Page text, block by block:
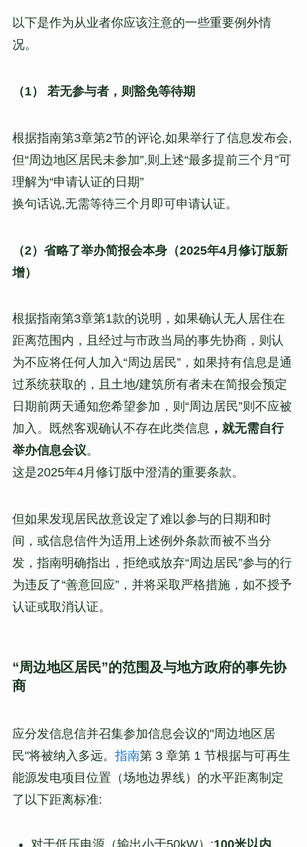
以下是作为从业者你应该注意的一些重要例外情
况。
（1） 若无参与者，则豁免等待期
根据指南第3章第2节的评论,如果举行了信息发布会,
但“周边地区居民未参加”,则上述“最多提前三个月”可
理解为“申请认证的日期”
换句话说,无需等待三个月即可申请认证。
（2）省略了举办简报会本身（2025年4月修订版新
增）
根据指南第3章第1款的说明，如果确认无人居住在
距离范围内，且经过与市政当局的事先协商，则认
为不应将任何人加入“周边居民”，如果持有信息是通
过系统获取的，且土地/建筑所有者未在简报会预定
日期前两天通知您希望参加，则“周边居民”则不应被
加入。既然客观确认不存在此类信息 ，就无需自行
举办信息会议。
这是2025年4月修订版中澄清的重要条款。
但如果发现居民故意设定了难以参与的日期和时
间，或信息信件为适用上述例外条款而被不当分
发，指南明确指出，拒绝或放弃“周边居民”参与的行
为违反了“善意回应”，并将采取严格措施，如不授予
认证或取消认证。
“周边地区居民”的范围及与地方政府的事先协
商
应分发信息信并召集参加信息会议的"周边地区居
民"将被纳入多远。 指南第 3 章第 1 节根据与可再生
能源发电项目位置（场地边界线）的水平距离制定
了以下距离标准:
对于低压电源（输出小于50kW）:100米以内